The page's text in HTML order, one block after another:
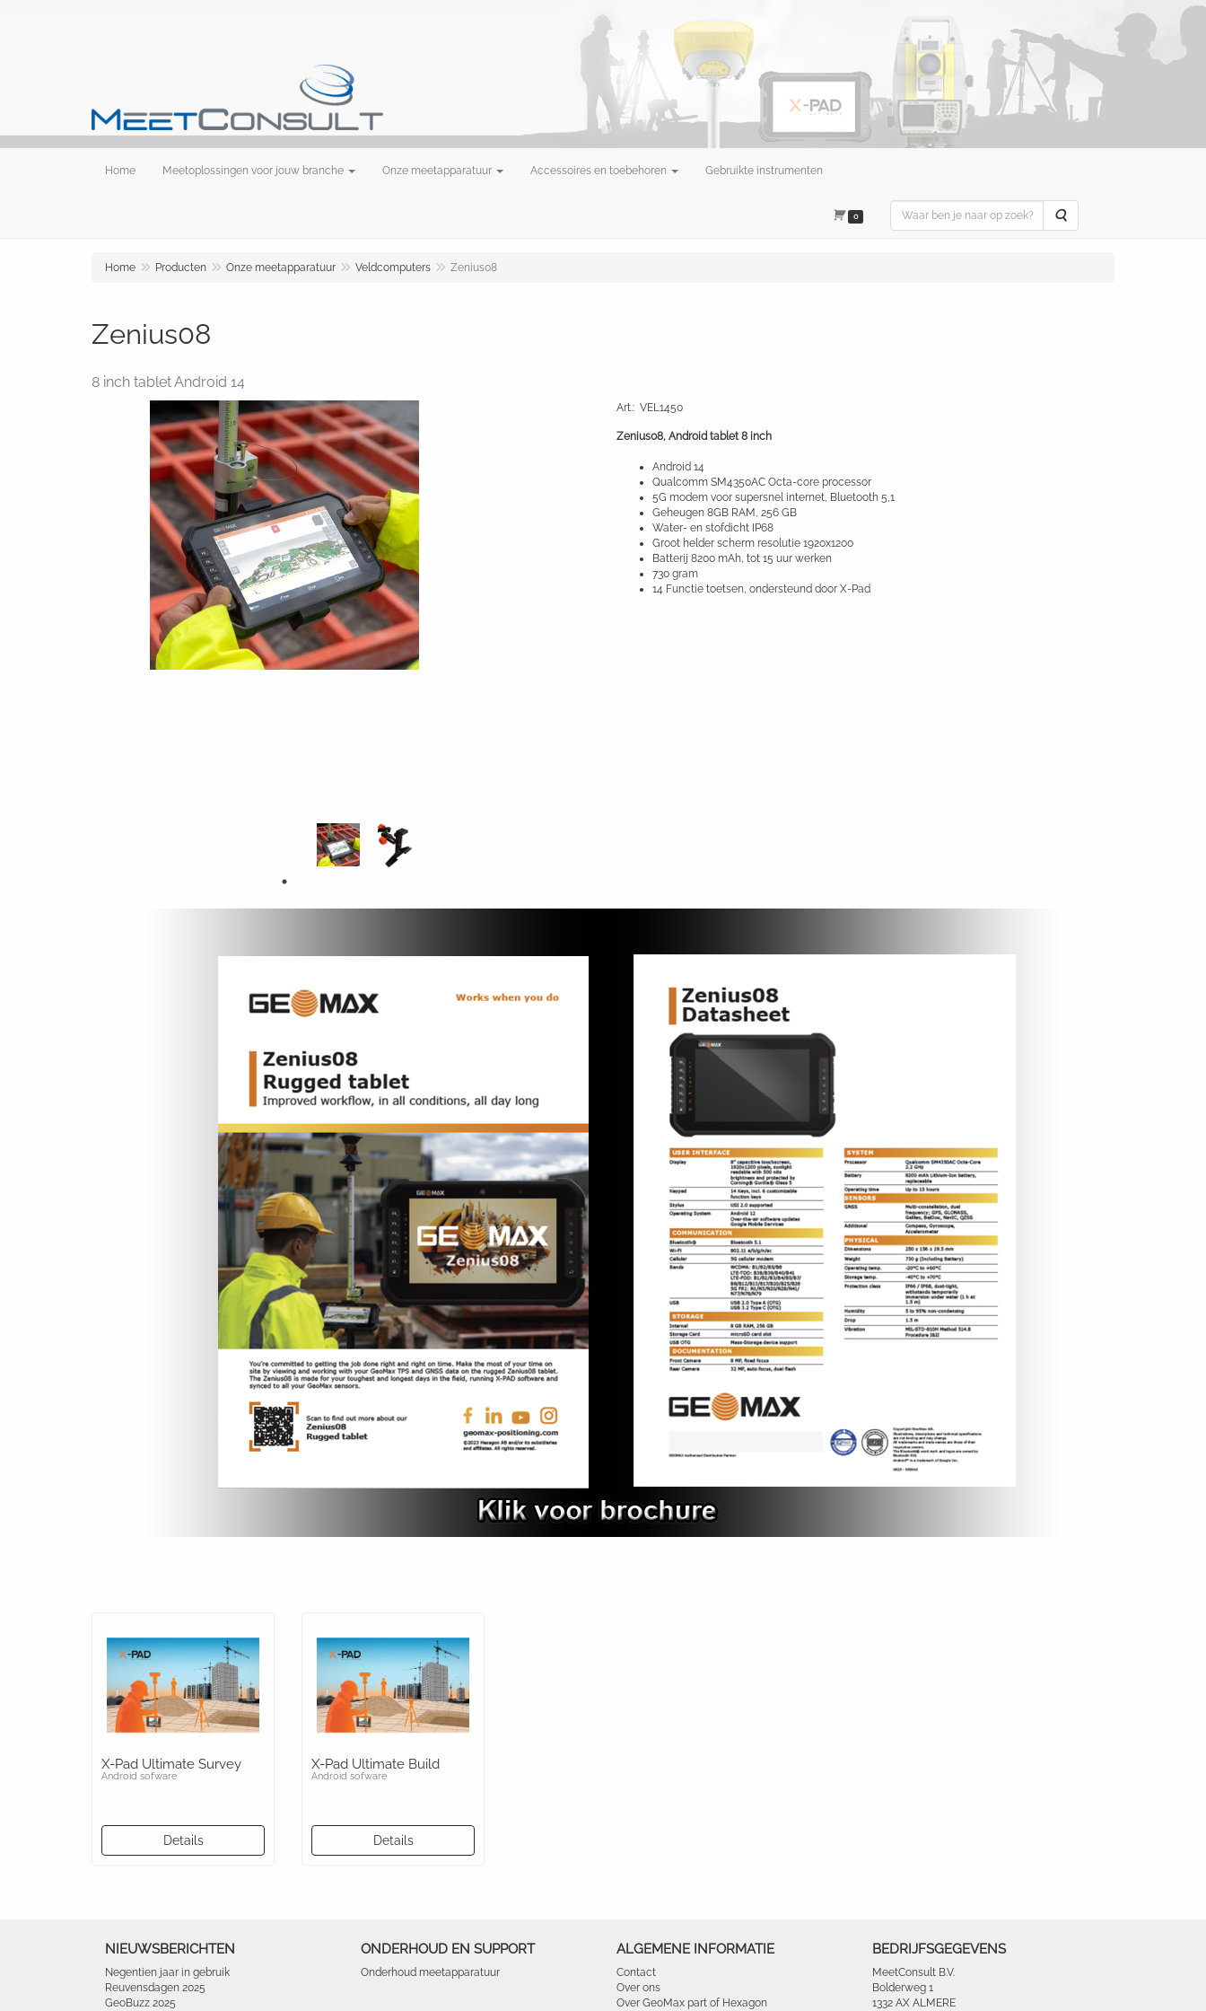
Home Meetoplossingen voor jouw branche Onze meetapparatuur Accessoires en toebehoren Gebruikte instrumenten
0 Zoeken
Home Producten Onze meetapparatuur Veldcomputers Zenius08
Zenius08
8 inch tablet Android 14
Art.: VEL1450
Zenius08, Android tablet 8 inch
Android 14
Qualcomm SM4350AC Octa-core processor
5G modem voor supersnel internet, Bluetooth 5,1
Geheugen 8GB RAM, 256 GB
Water- en stofdicht IP68
Groot helder scherm resolutie 1920x1200
Batterij 8200 mAh, tot 15 uur werken
730 gram
14 Functie toetsen, ondersteund door X-Pad
X-Pad Ultimate Survey
Android sofware
Details
X-Pad Ultimate Build
Android sofware
Details
NIEUWSBERICHTEN
Negentien jaar in gebruik
Reuvensdagen 2025
GeoBuzz 2025
ONDERHOUD EN SUPPORT
Onderhoud meetapparatuur
ALGEMENE INFORMATIE
Contact
Over ons
Over GeoMax part of Hexagon
BEDRIJFSGEGEVENS
MeetConsult B.V.
Bolderweg 1
1332 AX ALMERE